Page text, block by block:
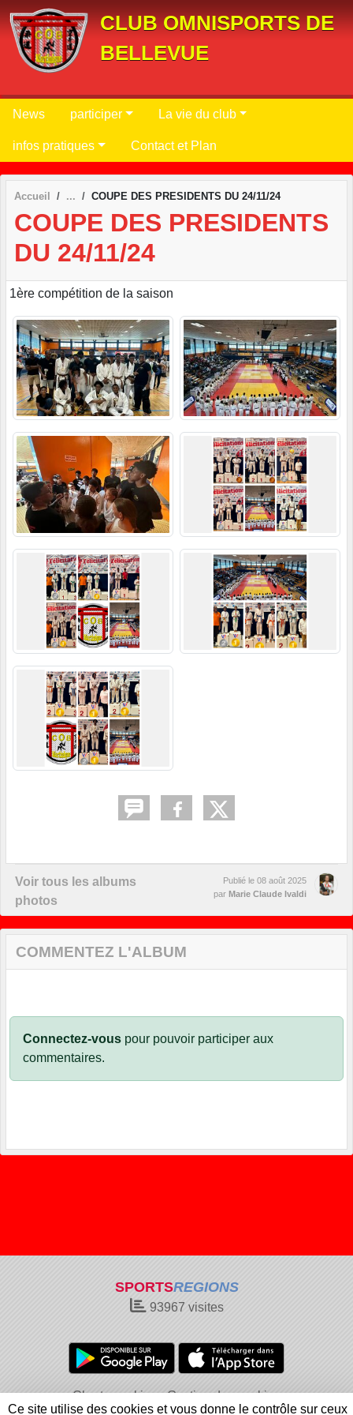
CLUB OMNISPORTS DE
BELLEVUE
News participer La vie du club
infos pratiques Contact et Plan
Accueil COUPE DES PRESIDENTS DU 24/11/24
COUPE DES PRESIDENTS
DU 24/11/24
1ère compétition de la saison
Voir tous les albums
photos
Publié le 08 août 2025
par Marie Claude Ivaldi
COMMENTEZ L'ALBUM
Connectez-vous pour pouvoir participer aux
commentaires.
SPORTSREGIONS
93967 visites
Charte cookies
Gestion des cookies
Informations légales
Signaler un contenu inapproprié
Panneau de gestion des cookies
Ce site utilise des cookies et vous donne le contrôle sur ceux